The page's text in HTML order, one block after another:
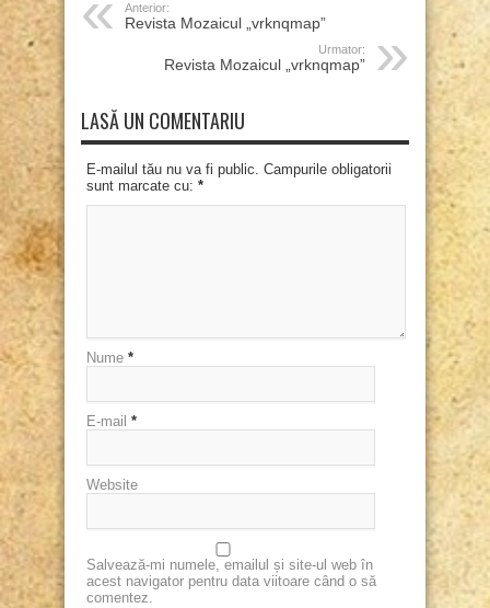
Anterior:
Revista Mozaicul „vrknqmap”
Urmator:
Revista Mozaicul „vrknqmap”
LASĂ UN COMENTARIU
E-mailul tău nu va fi public. Campurile obligatorii
sunt marcate cu: *
Nume *
E-mail *
Website
Salvează-mi numele, emailul și site-ul web în
acest navigator pentru data viitoare când o să
comentez.